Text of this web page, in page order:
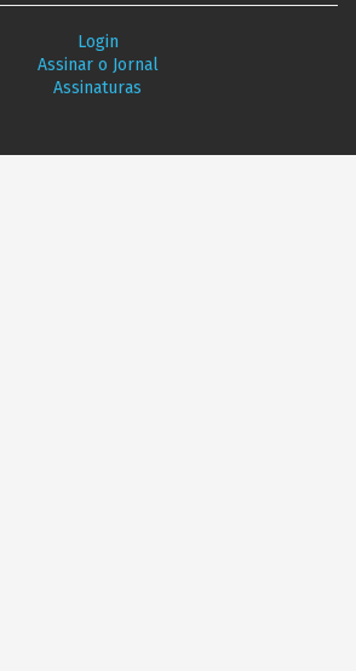
Login
Assinar o Jornal
Assinaturas